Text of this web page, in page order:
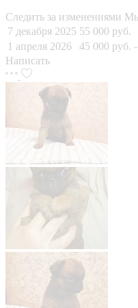
Следить за изменениями
7 декабря 2025 55 000 руб.
1 апреля 2026
45 000 руб.
Написать